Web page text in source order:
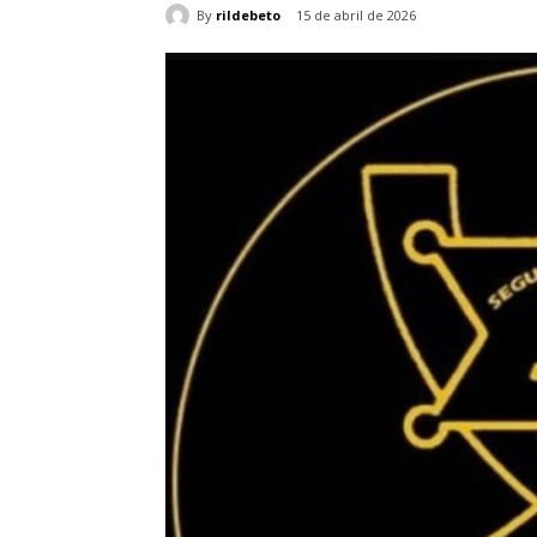
By rildebeto 15 de abril de 2026